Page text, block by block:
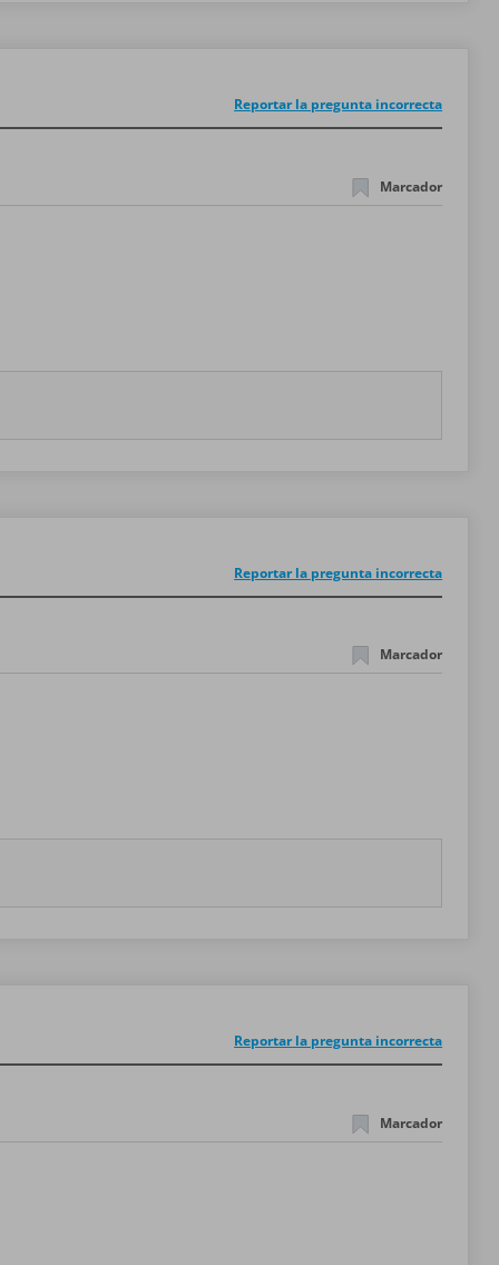
Reportar la pregunta incorrecta
Marcador
Reportar la pregunta incorrecta
Marcador
Reportar la pregunta incorrecta
Marcador